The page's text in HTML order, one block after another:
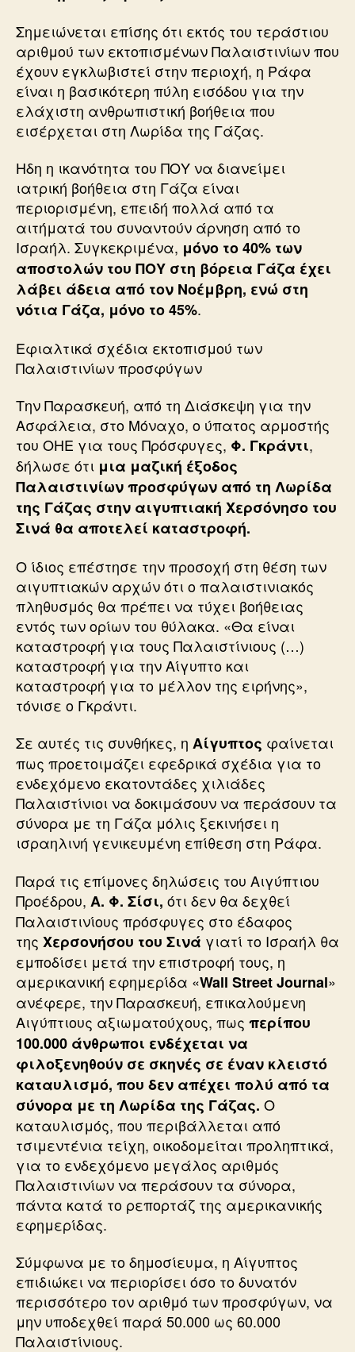
Σημειώνεται επίσης ότι εκτός του τεράστιου
αριθμού των εκτοπισμένων Παλαιστινίων που
έχουν εγκλωβιστεί στην περιοχή, η Ράφα
είναι η βασικότερη πύλη εισόδου για την
ελάχιστη ανθρωπιστική βοήθεια που
εισέρχεται στη Λωρίδα της Γάζας.
Ηδη η ικανότητα του ΠΟΥ να διανείμει
ιατρική βοήθεια στη Γάζα είναι
περιορισμένη, επειδή πολλά από τα
αιτήματά του συναντούν άρνηση από το
Ισραήλ. Συγκεκριμένα, μόνο το 40% των
αποστολών του ΠΟΥ στη βόρεια Γάζα έχει
λάβει άδεια από τον Νοέμβρη, ενώ στη
νότια Γάζα, μόνο το 45%.
Εφιαλτικά σχέδια εκτοπισμού των
Παλαιστινίων προσφύγων
Την Παρασκευή, από τη Διάσκεψη για την
Ασφάλεια, στο Μόναχο, ο ύπατος αρμοστής
του ΟΗΕ για τους Πρόσφυγες, Φ. Γκράντι,
δήλωσε ότι μια μαζική έξοδος
Παλαιστινίων προσφύγων από τη Λωρίδα
της Γάζας στην αιγυπτιακή Χερσόνησο του
Σινά θα αποτελεί καταστροφή.
Ο ίδιος επέστησε την προσοχή στη θέση των
αιγυπτιακών αρχών ότι ο παλαιστινιακός
πληθυσμός θα πρέπει να τύχει βοήθειας
εντός των ορίων του θύλακα. «Θα είναι
καταστροφή για τους Παλαιστίνιους (…)
καταστροφή για την Αίγυπτο και
καταστροφή για το μέλλον της ειρήνης»,
τόνισε ο Γκράντι.
Σε αυτές τις συνθήκες, η Αίγυπτος φαίνεται
πως προετοιμάζει εφεδρικά σχέδια για το
ενδεχόμενο εκατοντάδες χιλιάδες
Παλαιστίνιοι να δοκιμάσουν να περάσουν τα
σύνορα με τη Γάζα μόλις ξεκινήσει η
ισραηλινή γενικευμένη επίθεση στη Ράφα.
Παρά τις επίμονες δηλώσεις του Αιγύπτιου
Προέδρου, Α. Φ. Σίσι, ότι δεν θα δεχθεί
Παλαιστινίους πρόσφυγες στο έδαφος
της Χερσονήσου του Σινά γιατί το Ισραήλ θα
εμποδίσει μετά την επιστροφή τους, η
αμερικανική εφημερίδα «Wall Street Journal»
ανέφερε, την Παρασκευή, επικαλούμενη
Αιγύπτιους αξιωματούχους, πως περίπου
100.000 άνθρωποι ενδέχεται να
φιλοξενηθούν σε σκηνές σε έναν κλειστό
καταυλισμό, που δεν απέχει πολύ από τα
σύνορα με τη Λωρίδα της Γάζας. Ο
καταυλισμός, που περιβάλλεται από
τσιμεντένια τείχη, οικοδομείται προληπτικά,
για το ενδεχόμενο μεγάλος αριθμός
Παλαιστινίων να περάσουν τα σύνορα,
πάντα κατά το ρεπορτάζ της αμερικανικής
εφημερίδας.
Σύμφωνα με το δημοσίευμα, η Αίγυπτος
επιδιώκει να περιορίσει όσο το δυνατόν
περισσότερο τον αριθμό των προσφύγων, να
μην υποδεχθεί παρά 50.000 ως 60.000
Παλαιστίνιους.